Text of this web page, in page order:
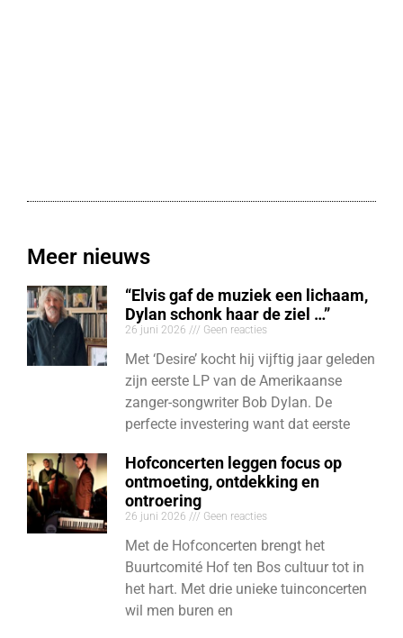
Meer nieuws
“Elvis gaf de muziek een lichaam,
Dylan schonk haar de ziel …”
26 juni 2026 Geen reacties
Met ‘Desire’ kocht hij vijftig jaar geleden
zijn eerste LP van de Amerikaanse
zanger-songwriter Bob Dylan. De
perfecte investering want dat eerste
Hofconcerten leggen focus op
ontmoeting, ontdekking en
ontroering
26 juni 2026 Geen reacties
Met de Hofconcerten brengt het
Buurtcomité Hof ten Bos cultuur tot in
het hart. Met drie unieke tuinconcerten
wil men buren en